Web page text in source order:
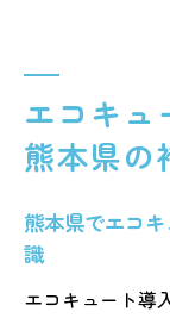
申請
に及ぼ
エコ
エコキュ
熊本県の
熊本県でエコ
識
エコキュート導